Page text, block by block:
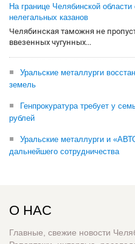
На границе Челябинской
нелегальных казанов
Челябинская таможня не
ввезенных чугунных...
Уральские металлурги
земель
Генпрокуратура требует у
рублей
Уральские металлурги и
дальнейшего сотрудничества
О НАС
Главные, свежие новости